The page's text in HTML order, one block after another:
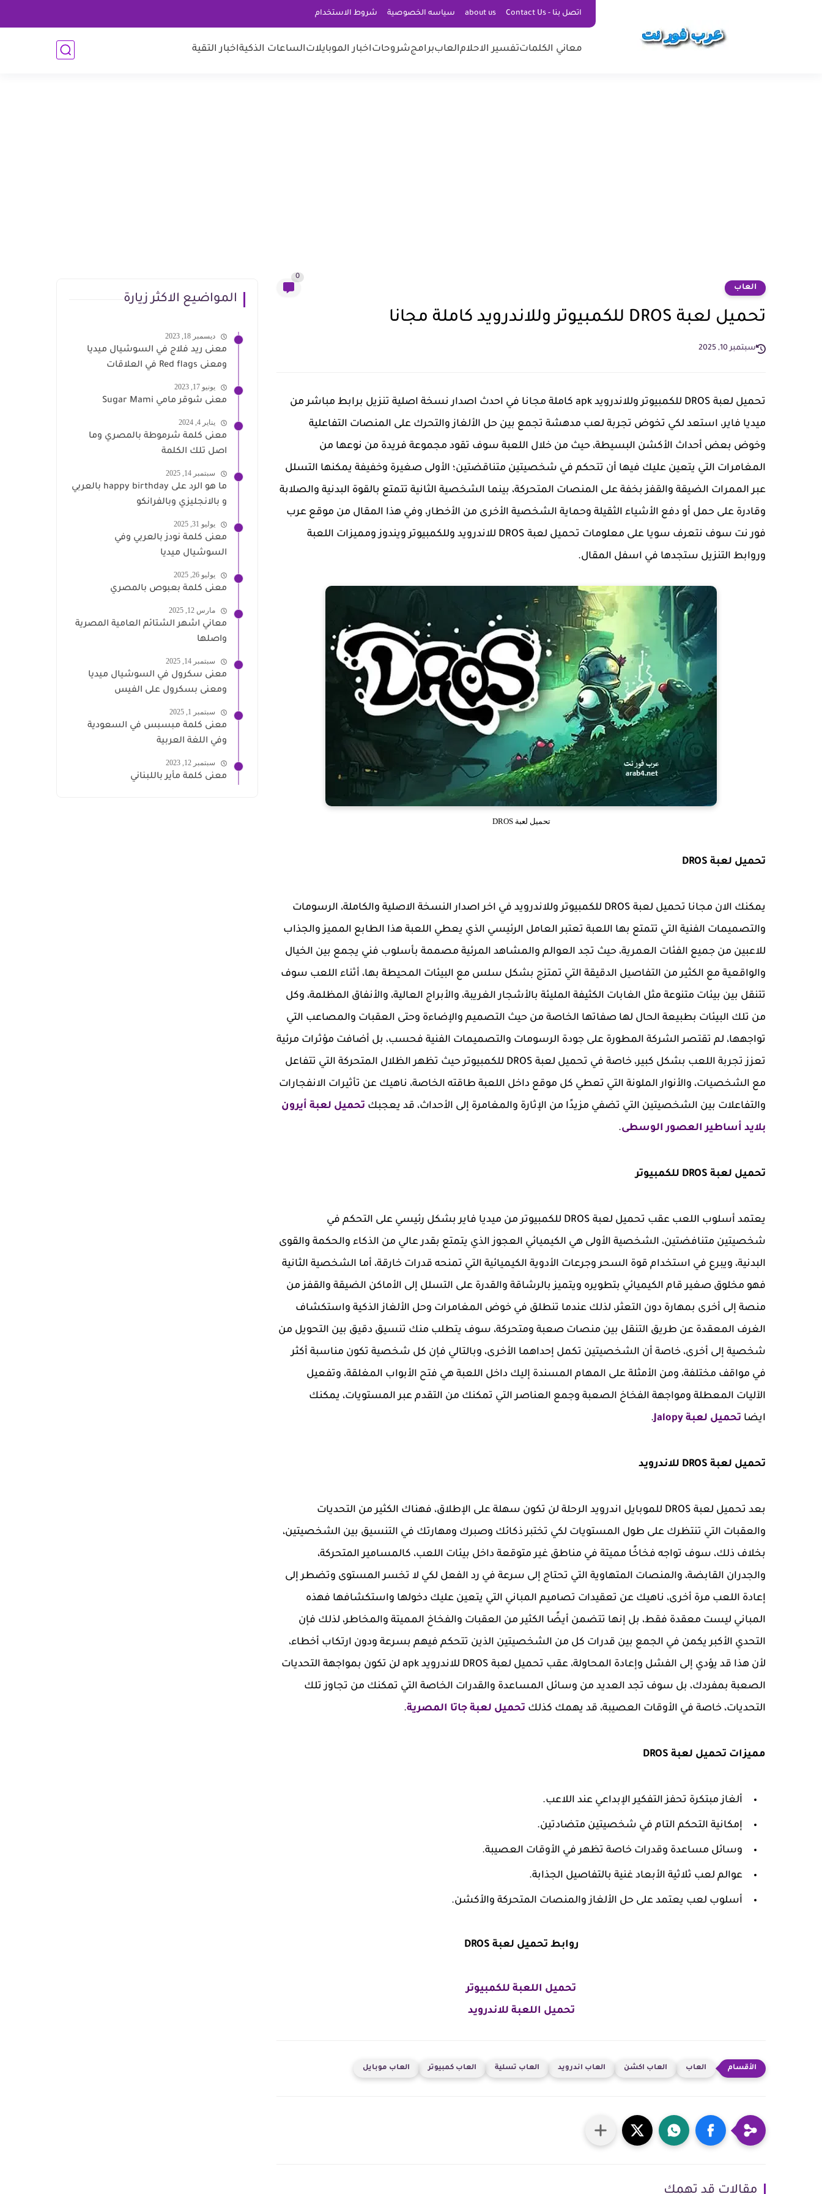
اتصل بنا - Contact Us about us سياسه الخصوصية شروط الاستخدام
معاني الكلماتتفسير الاحلامالعاببرامجشروحاتاخبار الموبايلاتالساعات الذكيةاخبار التقية
العاب
0
تحميل لعبة DROS للكمبيوتر وللاندرويد كاملة مجانا
سبتمبر 10, 2025
تحميل لعبة DROS للكمبيوتر وللاندرويد apk كاملة مجانا في احدث اصدار نسخة اصلية تنزيل برابط مباشر من
ميديا فاير، استعد لكي تخوض تجربة لعب مدهشة تجمع بين حل الألغاز والتحرك على المنصات التفاعلية
وخوض بعض أحداث الأكشن البسيطة، حيث من خلال اللعبة سوف تقود مجموعة فريدة من نوعها من
المغامرات التي يتعين عليك فيها أن تتحكم في شخصيتين متناقضتين؛ الأولى صغيرة وخفيفة يمكنها التسلل
عبر الممرات الضيقة والقفز بخفة على المنصات المتحركة، بينما الشخصية الثانية تتمتع بالقوة البدنية والصلابة
وقادرة على حمل أو دفع الأشياء الثقيلة وحماية الشخصية الأخرى من الأخطار، وفي هذا المقال من موقع عرب
فور نت سوف نتعرف سويا على معلومات تحميل لعبة DROS للاندرويد وللكمبيوتر ويندوز ومميزات اللعبة
وروابط التنزيل ستجدها في اسفل المقال.
تحميل لعبة DROS
تحميل لعبة DROS
يمكنك الان مجانا تحميل لعبة DROS للكمبيوتر وللاندرويد في اخر اصدار النسخة الاصلية والكاملة، الرسومات
والتصميمات الفنية التي تتمتع بها اللعبة تعتبر العامل الرئيسي الذي يعطي اللعبة هذا الطابع المميز والجذاب
للاعبين من جميع الفئات العمرية، حيث تجد العوالم والمشاهد المرئية مصممة بأسلوب فني يجمع بين الخيال
والواقعية مع الكثير من التفاصيل الدقيقة التي تمتزج بشكل سلس مع البيئات المحيطة بها، أثناء اللعب سوف
تتنقل بين بيئات متنوعة مثل الغابات الكثيفة المليئة بالأشجار الغريبة، والأبراج العالية، والأنفاق المظلمة، وكل
من تلك البيئات بطبيعة الحال لها صفاتها الخاصة من حيث التصميم والإضاءة وحتى العقبات والمصاعب التي
تواجهها، لم تقتصر الشركة المطورة على جودة الرسومات والتصميمات الفنية فحسب، بل أضافت مؤثرات مرئية
تعزز تجربة اللعب بشكل كبير، خاصة في تحميل لعبة DROS للكمبيوتر حيث تظهر الظلال المتحركة التي تتفاعل
مع الشخصيات، والأنوار الملونة التي تعطي كل موقع داخل اللعبة طاقته الخاصة، ناهيك عن تأثيرات الانفجارات
والتفاعلات بين الشخصيتين التي تضفي مزيدًا من الإثارة والمغامرة إلى الأحداث، قد يعجبك تحميل لعبة أيرون
بلايد أساطير العصور الوسطى.
تحميل لعبة DROS للكمبيوتر
يعتمد أسلوب اللعب عقب تحميل لعبة DROS للكمبيوتر من ميديا فاير بشكل رئيسي على التحكم في
شخصيتين متنافضتين، الشخصية الأولى هي الكيميائي العجوز الذي يتمتع بقدر عالي من الذكاء والحكمة والقوى
البدنية، ويبرع في استخدام قوة السحر وجرعات الأدوية الكيميائية التي تمنحه قدرات خارقة، أما الشخصية الثانية
فهو مخلوق صغير قام الكيميائي بتطويره ويتميز بالرشاقة والقدرة على التسلل إلى الأماكن الضيقة والقفز من
منصة إلى أخرى بمهارة دون التعثر، لذلك عندما تنطلق في خوض المغامرات وحل الألغاز الذكية واستكشاف
الغرف المعقدة عن طريق التنقل بين منصات صعبة ومتحركة، سوف يتطلب منك تنسيق دقيق بين التحويل من
شخصية إلى أخرى، خاصة أن الشخصيتين تكمل إحداهما الأخرى، وبالتالي فإن كل شخصية تكون مناسبة أكثر
في مواقف مختلفة، ومن الأمثلة على المهام المسندة إليك داخل اللعبة هي فتح الأبواب المغلقة، وتفعيل
الآليات المعطلة ومواجهة الفخاخ الصعبة وجمع العناصر التي تمكنك من التقدم عبر المستويات، يمكنك
ايضا تحميل لعبة Jalopy .
تحميل لعبة DROS للاندرويد
بعد تحميل لعبة DROS للموبايل اندرويد الرحلة لن تكون سهلة على الإطلاق، فهناك الكثير من التحديات
والعقبات التي تنتظرك على طول المستويات لكي تختبر ذكائك وصبرك ومهارتك في التنسيق بين الشخصيتين،
بخلاف ذلك، سوف تواجه فخاخًا مميتة في مناطق غير متوقعة داخل بيئات اللعب، كالمسامير المتحركة،
والجدران القابضة، والمنصات المتهاوية التي تحتاج إلى سرعة في رد الفعل لكي لا تخسر المستوى وتضطر إلى
إعادة اللعب مرة أخرى، ناهيك عن تعقيدات تصاميم المباني التي يتعين عليك دخولها واستكشافها فهذه
المباني ليست معقدة فقط، بل إنها تتضمن أيضًا الكثير من العقبات والفخاخ المميتة والمخاطر، لذلك فإن
التحدي الأكبر يكمن في الجمع بين قدرات كل من الشخصيتين الذين تتحكم فيهم بسرعة ودون ارتكاب أخطاء،
لأن هذا قد يؤدي إلى الفشل وإعادة المحاولة، عقب تحميل لعبة DROS للاندرويد apk لن تكون بمواجهة التحديات
الصعبة بمفردك، بل سوف تجد العديد من وسائل المساعدة والقدرات الخاصة التي تمكنك من تجاوز تلك
التحديات، خاصة في الأوقات العصيبة، قد يهمك كذلك تحميل لعبة جاتا المصرية.
مميزات تحميل لعبة DROS
ألغاز مبتكرة تحفز التفكير الإبداعي عند اللاعب.
إمكانية التحكم التام في شخصيتين متضادتين.
وسائل مساعدة وقدرات خاصة تظهر في الأوقات العصيبة.
عوالم لعب ثلاثية الأبعاد غنية بالتفاصيل الجذابة.
أسلوب لعب يعتمد على حل الألغاز والمنصات المتحركة والأكشن.
روابط تحميل لعبة DROS
تحميل اللعبة للكمبيوتر
تحميل اللعبة للاندرويد
العاب العاب اكشن العاب اندرويد العاب تسلية العاب كمبيوتر العاب موبايل
مقالات قد تهمك
المواضيع الاكثر زيارة
ديسمبر 18, 2023
معنى ريد فلاج في السوشيال ميديا
ومعنى Red flags في العلاقات
يونيو 17, 2023
معنى شوقر مامي Sugar Mami
يناير 4, 2024
معنى كلمة شرموطة بالمصري وما
اصل تلك الكلمة
سبتمبر 14, 2025
ما هو الرد على happy birthday بالعربي
و بالانجليزي وبالفرانكو
يوليو 31, 2025
معنى كلمة نودز بالعربي وفي
السوشيال ميديا
يوليو 26, 2025
معنى كلمة بعبوص بالمصري
مارس 12, 2025
معاني اشهر الشتائم العامية المصرية
واصلها
سبتمبر 14, 2025
معنى سكرول في السوشيال ميديا
ومعنى بسكرول على الفيس
سبتمبر 1, 2025
معنى كلمة مبسبس في السعودية
وفي اللغة العربية
سبتمبر 12, 2023
معنى كلمة مأير باللبناني